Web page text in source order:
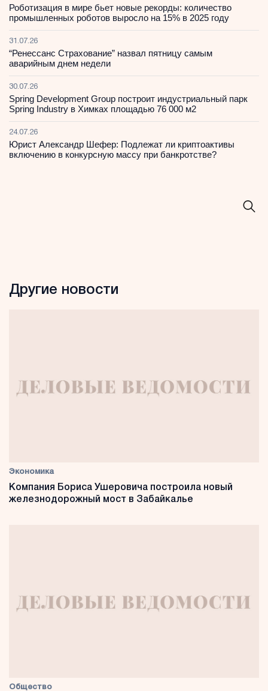
Роботизация в мире бьет новые рекорды: количество
промышленных роботов выросло на 15% в 2025 году
31.07.26
“Ренессанс Страхование” назвал пятницу самым
аварийным днем недели
30.07.26
Spring Development Group построит индустриальный парк
Spring Industry в Химках площадью 76 000 м2
24.07.26
Юрист Александр Шефер: Подлежат ли криптоактивы
включению в конкурсную массу при банкротстве?
Другие новости
Экономика
Компания Бориса Ушеровича построила новый
железнодорожный мост в Забайкалье
Общество